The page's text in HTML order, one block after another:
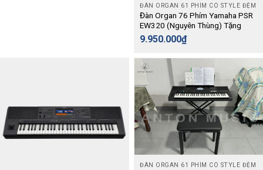
ĐÀN ORGAN 61 PHÍM CÓ STYLE ĐỆM
Đàn Organ 76 Phím Yamaha PSR
EW320 (Nguyên Thùng) Tặng
Kèm Phụ Kiện – Keyboard
9.950.000₫
ĐÀN ORGAN 61 PHÍM CÓ STYLE ĐỆM